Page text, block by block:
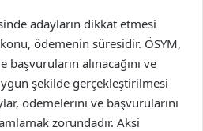
adayların dikkat etmesi
ödemenin süresidir. ÖSYM,
alınacağını ve
şekilde gerçekleştirilmesi
ödemelerini ve başvurularını
zorundadır. Aksi